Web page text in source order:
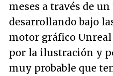
meses a través de un
desarrollando bajo
motor gráfico Unreal
por la ilustración y
muy probable que